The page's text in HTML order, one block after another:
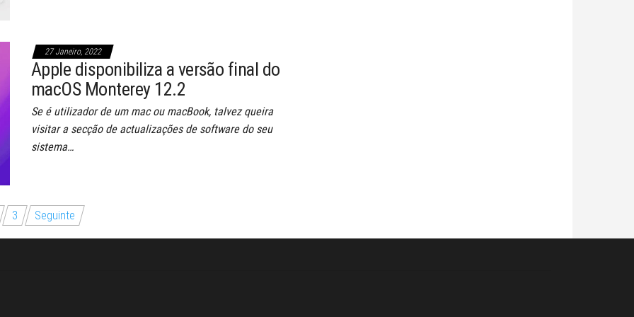
27 Janeiro, 2022
Apple disponibiliza a versão final do
macOS Monterey 12.2
Se é utilizador de um mac ou macBook, talvez queira
visitar a secção de actualizações de software do seu
sistema…
3 Seguinte